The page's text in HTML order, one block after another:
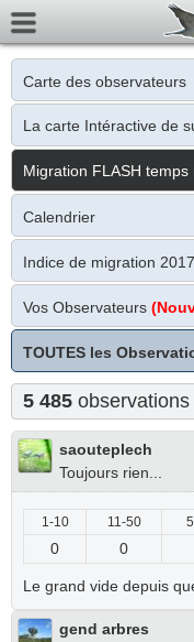
Carte des observateurs
La carte Intéractive de
Migration FLASH temps
Calendrier
Indice de migration 2017
Vos Observateurs
TOUTES les
5 485
saouteplech
Toujours rien...
1-10 11-50
0 0
Le grand vide depuis
gend arbres